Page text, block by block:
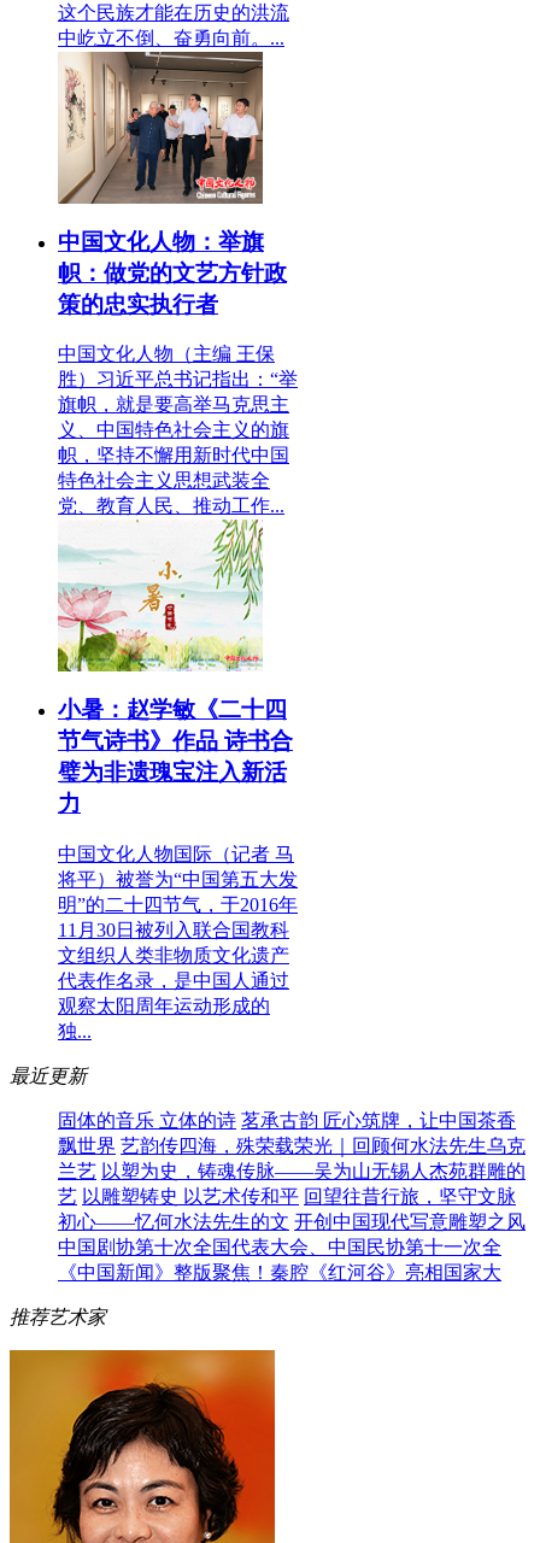
这个民族才能在历史的洪流
中屹立不倒、奋勇向前。...
中国文化人物：举旗
帜：做党的文艺方针政
策的忠实执行者
中国文化人物（主编 王保
胜）习近平总书记指出：“举
旗帜，就是要高举马克思主
义、中国特色社会主义的旗
帜，坚持不懈用新时代中国
特色社会主义思想武装全
党、教育人民、推动工作...
小暑：赵学敏《二十四
节气诗书》作品 诗书合
璧为非遗瑰宝注入新活
力
中国文化人物国际（记者 马
将平）被誉为“中国第五大发
明”的二十四节气，于2016年
11月30日被列入联合国教科
文组织人类非物质文化遗产
代表作名录，是中国人通过
观察太阳周年运动形成的
独...
最近更新
固体的音乐 立体的诗 茗承古韵 匠心筑牌，让中国茶香
飘世界 艺韵传四海，殊荣载荣光｜回顾何水法先生乌克
兰艺 以塑为史，铸魂传脉——吴为山无锡人杰苑群雕的
艺 以雕塑铸史 以艺术传和平 回望往昔行旅，坚守文脉
初心——忆何水法先生的文 开创中国现代写意雕塑之风
中国剧协第十次全国代表大会、中国民协第十一次全
《中国新闻》整版聚焦！秦腔《红河谷》亮相国家大
推荐艺术家